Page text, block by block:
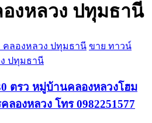
งหลวง ปทุมธานี
คลองหลวง ปทุมธานี ขาย ทาวน์
ปทุมธานี
ตรว หมู่บ้านคลองหลวงโฮม
องหลวง โทร 0982251577